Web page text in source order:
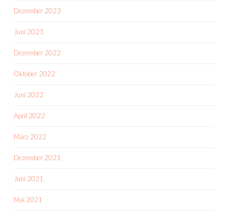
Dezember 2023
Juni 2023
Dezember 2022
Oktober 2022
Juni 2022
April 2022
März 2022
Dezember 2021
Juni 2021
Mai 2021